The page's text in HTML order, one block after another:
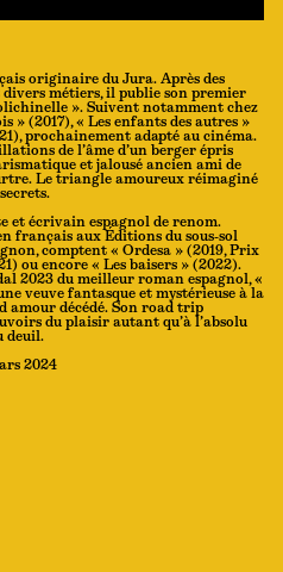
originaire du Jura. Après des
métiers, il publie son premier
». Suivent notamment chez
» (2017), « Les enfants des autres »
prochainement adapté au cinéma.
de l’âme d’un berger épris
et jalousé ancien ami de
Le triangle amoureux réimaginé
et écrivain espagnol de renom.
français aux Éditions du sous-sol
comptent « Ordesa » (2019, Prix
ou encore « Les baisers » (2022).
2023 du meilleur roman espagnol, «
veuve fantasque et mystérieuse à la
amour décédé. Son road trip
du plaisir autant qu’à l’absolu
deuil.
2024